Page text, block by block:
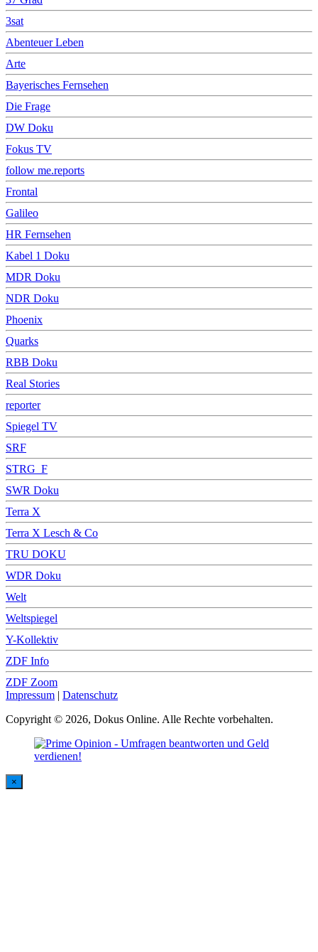
3sat
Abenteuer Leben
Arte
Bayerisches Fernsehen
Die Frage
DW Doku
Fokus TV
follow me.reports
Frontal
Galileo
HR Fernsehen
Kabel 1 Doku
MDR Doku
NDR Doku
Phoenix
Quarks
RBB Doku
Real Stories
reporter
Spiegel TV
SRF
STRG_F
SWR Doku
Terra X
Terra X Lesch & Co
TRU DOKU
WDR Doku
Welt
Weltspiegel
Y-Kollektiv
ZDF Info
ZDF Zoom
Impressum | Datenschutz
Copyright © 2026, Dokus Online. Alle Rechte vorbehalten.
×